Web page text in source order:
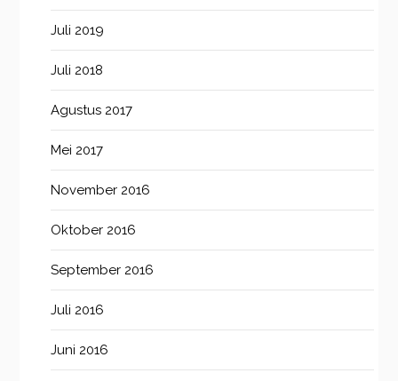
Juli 2019
Juli 2018
Agustus 2017
Mei 2017
November 2016
Oktober 2016
September 2016
Juli 2016
Juni 2016